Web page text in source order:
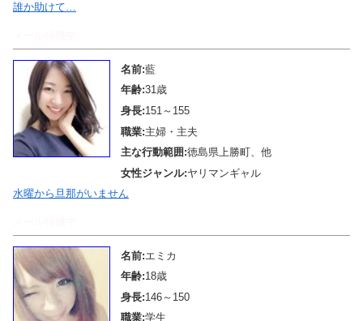
誰か助けて…
名前:藍
年齢:31歳
身長:151～155
職業:主婦・主夫
主な行動範囲:徳島県上勝町、他
女性ジャンル:ヤリマンギャル
水曜から旦那がいません
名前:エミカ
年齢:18歳
身長:146～150
職業:学生